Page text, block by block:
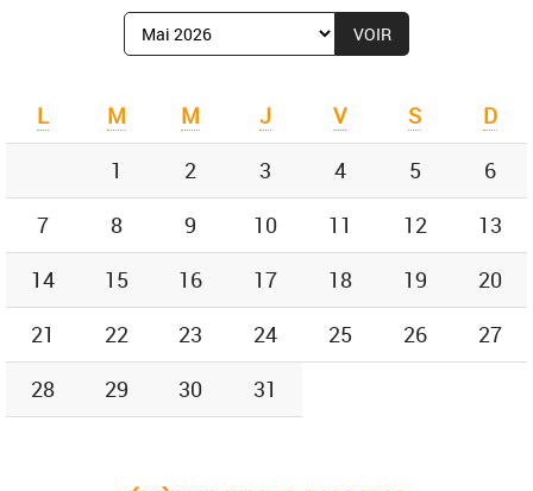
Afficher
le
de
:
L M M J V S
D
1
2 3 4 5
6
7
8 9 10 11 12
13
14
15 16 17 18 19
20
21
22 23 24 25 26
27
28
29 30 31